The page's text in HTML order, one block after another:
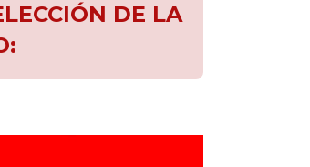
DE LA